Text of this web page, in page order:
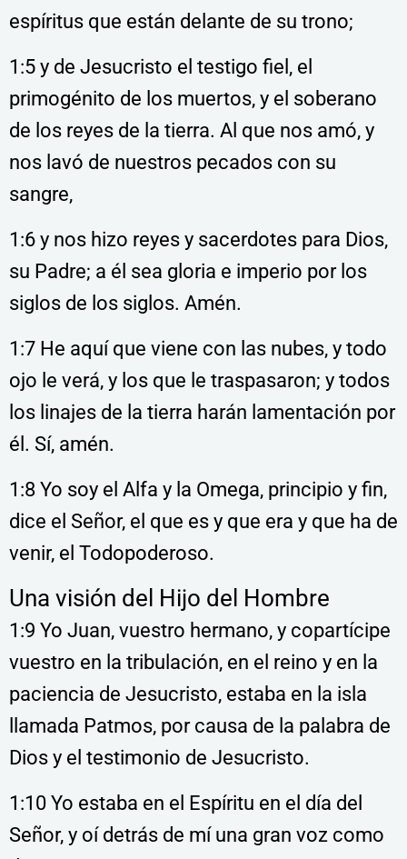
espíritus que están delante de su trono;
1:5 y de Jesucristo el testigo fiel, el
primogénito de los muertos, y el soberano
de los reyes de la tierra. Al que nos amó, y
nos lavó de nuestros pecados con su
sangre,
1:6 y nos hizo reyes y sacerdotes para Dios,
su Padre; a él sea gloria e imperio por los
siglos de los siglos. Amén.
1:7 He aquí que viene con las nubes, y todo
ojo le verá, y los que le traspasaron; y todos
los linajes de la tierra harán lamentación por
él. Sí, amén.
1:8 Yo soy el Alfa y la Omega, principio y fin,
dice el Señor, el que es y que era y que ha de
venir, el Todopoderoso.
Una visión del Hijo del Hombre
1:9 Yo Juan, vuestro hermano, y copartícipe
vuestro en la tribulación, en el reino y en la
paciencia de Jesucristo, estaba en la isla
llamada Patmos, por causa de la palabra de
Dios y el testimonio de Jesucristo.
1:10 Yo estaba en el Espíritu en el día del
Señor, y oí detrás de mí una gran voz como